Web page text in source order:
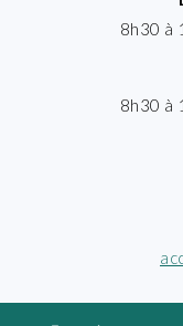
8h30 à
8h30 à